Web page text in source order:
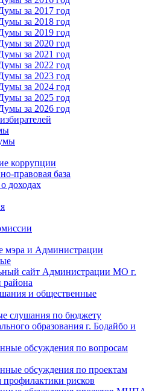
за 2017 год
за 2018 год
за 2019 год
за 2020 год
за 2021 год
за 2022 год
за 2023 год
за 2024 год
за 2025 год
за 2026 год
коррупции
правовая база
доходах
мэра и Администрации
сайт Администрации МО г.
района
и общественные
слушания по бюджету
образования г. Бодайбо и
обсуждения по вопросам
обсуждения по проектам
рисков